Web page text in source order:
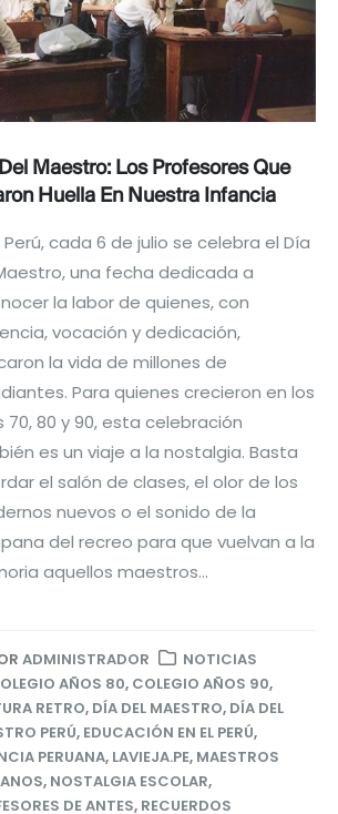
Maestro: Los Profesores Que
Huella En Nuestra Infancia
Perú, cada 6 de julio se celebra el Día
una fecha dedicada a
la labor de quienes, con
vocación y dedicación,
la vida de millones de
Para quienes crecieron en los
70, 80 y 90, esta celebración
es un viaje a la nostalgia. Basta
el salón de clases, el olor de los
nuevos o el sonido de la
del recreo para que vuelvan a la
aquellos maestros...
ADMINISTRADOR
NOTICIAS
AÑOS 80, COLEGIO AÑOS 90,
RETRO, DÍA DEL MAESTRO, DÍA DEL
PERÚ, EDUCACIÓN EN EL PERÚ,
PERUANA, LAVIEJA.PE, MAESTROS
, NOSTALGIA ESCOLAR,
DE ANTES, RECUERDOS